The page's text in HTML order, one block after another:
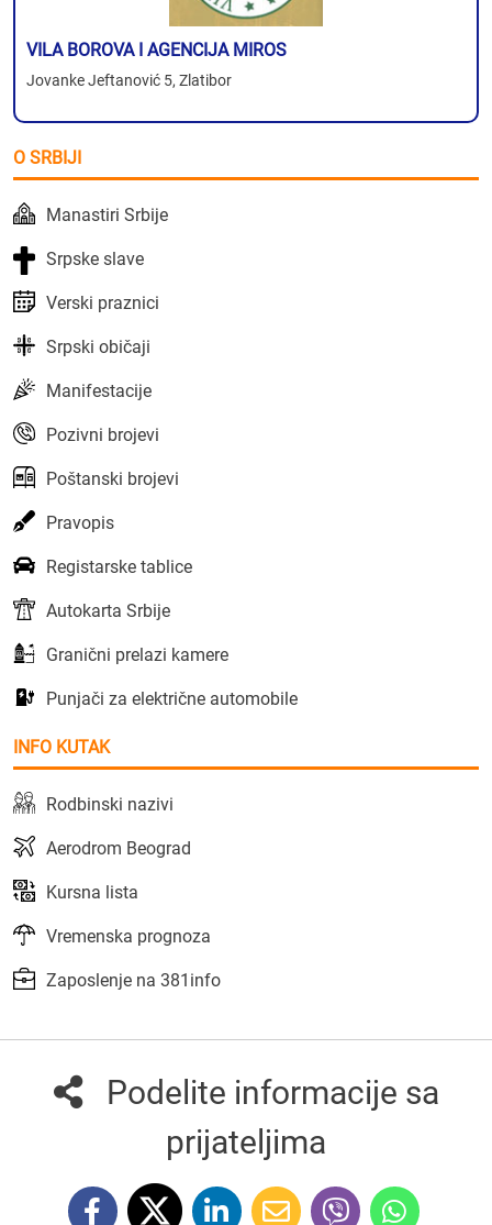
VILA BOROVA I AGENCIJA MIROS
Jovanke Jeftanović 5, Zlatibor
O SRBIJI
Manastiri Srbije
Srpske slave
Verski praznici
Srpski običaji
Manifestacije
Pozivni brojevi
Poštanski brojevi
Pravopis
Registarske tablice
Autokarta Srbije
Granični prelazi kamere
Punjači za električne automobile
INFO KUTAK
Rodbinski nazivi
Aerodrom Beograd
Kursna lista
Vremenska prognoza
Zaposlenje na 381info
Podelite informacije sa
prijateljima